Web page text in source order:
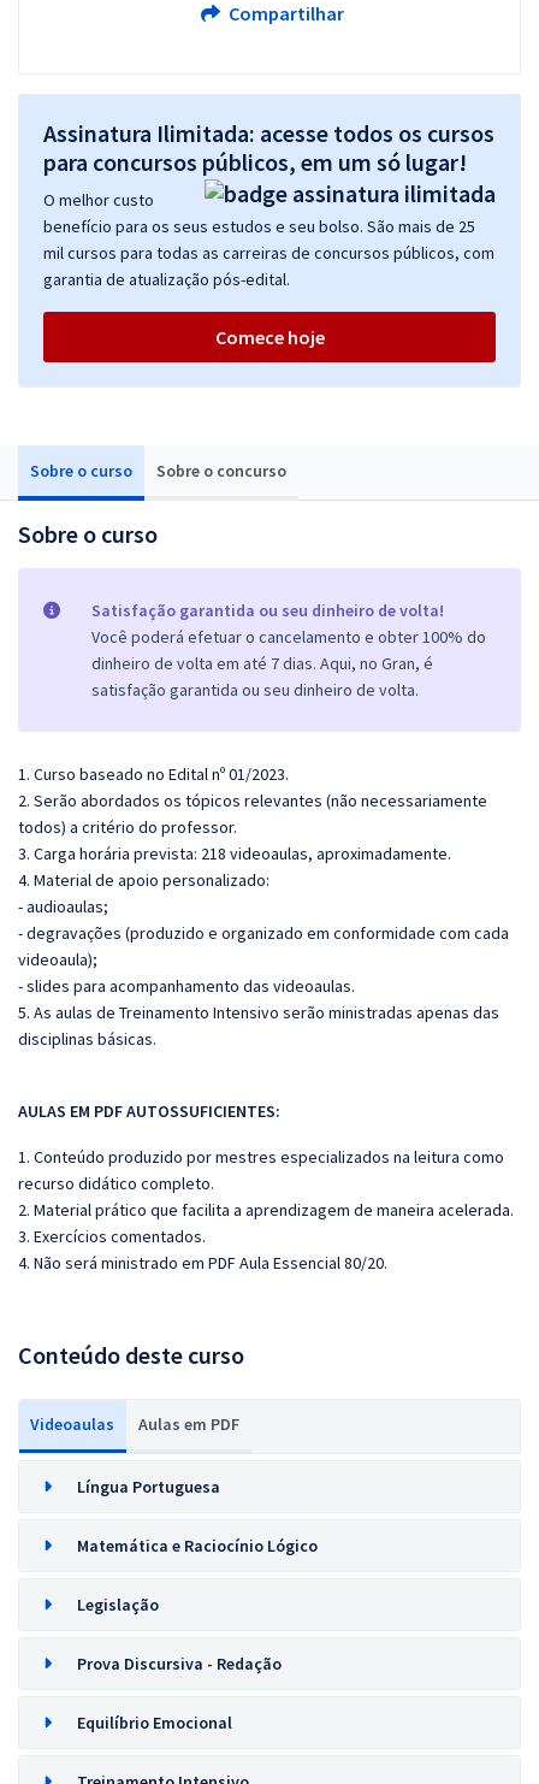
Sobre o curso Sobre o concurso
Sobre o curso
Satisfação garantida ou seu dinheiro de volta!
Você poderá efetuar o cancelamento e obter 100% do
dinheiro de volta em até 7 dias. Aqui, no Gran, é
satisfação garantida ou seu dinheiro de volta.
1. Curso baseado no Edital nº 01/2023.
2. Serão abordados os tópicos relevantes (não necessariamente
todos) a critério do professor.
3. Carga horária prevista: 218 videoaulas, aproximadamente.
4. Material de apoio personalizado:
- audioaulas;
- degravações (produzido e organizado em conformidade com cada
videoaula);
- slides para acompanhamento das videoaulas.
5. As aulas de Treinamento Intensivo serão ministradas apenas das
disciplinas básicas.
AULAS EM PDF AUTOSSUFICIENTES:
1. Conteúdo produzido por mestres especializados na leitura como
recurso didático completo.
2. Material prático que facilita a aprendizagem de maneira acelerada.
3. Exercícios comentados.
4. Não será ministrado em PDF Aula Essencial 80/20.
Conteúdo deste curso
Videoaulas Aulas em PDF
Língua Portuguesa
Matemática e Raciocínio Lógico
Legislação
Prova Discursiva - Redação
Equilíbrio Emocional
Compartilhar
Assinatura Ilimitada: acesse todos os cursos
para concursos públicos, em um só lugar!
O melhor custo
benefício para os seus estudos e seu bolso. São mais de 25
mil cursos para todas as carreiras de concursos públicos, com
garantia de atualização pós-edital.
Comece hoje